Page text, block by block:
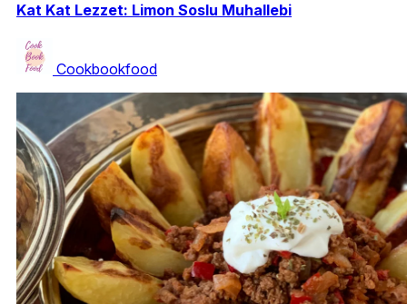
Kat Kat Lezzet: Limon Soslu Muhallebi
Cookbookfood